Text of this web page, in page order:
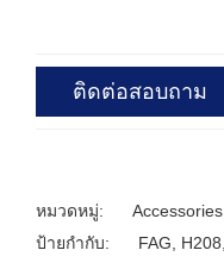
ติดต่อสอบถาม
หมวดหมู่: Accessories
ป้ายกำกับ:
FAG H208